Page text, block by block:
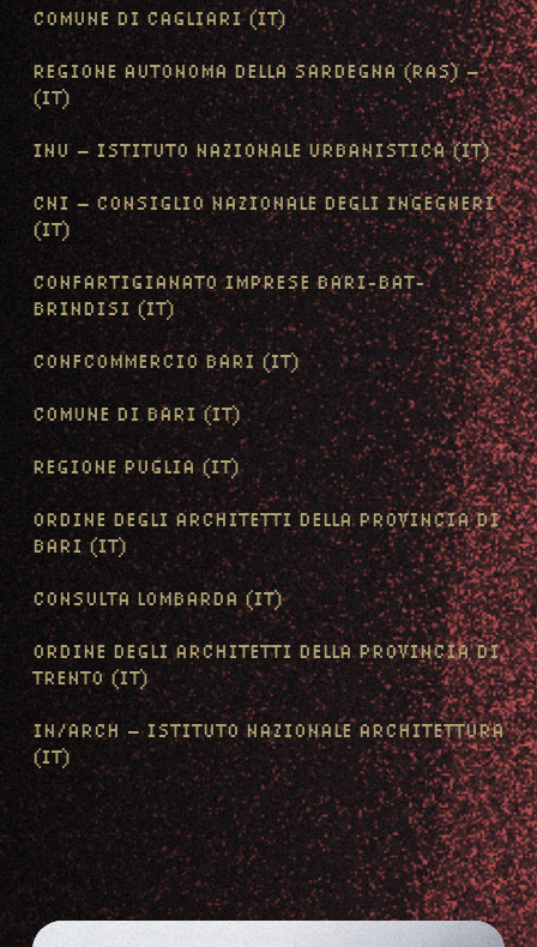
COMUNE DI CAGLIARI (IT)
REGIONE AUTONOMA DELLA SARDEGNA (RAS) –
(IT)
INU – ISTITUTO NAZIONALE URBANISTICA (IT)
CNI – CONSIGLIO NAZIONALE DEGLI INGEGNERI
(IT)
CONFARTIGIANATO IMPRESE BARI-BAT-
BRINDISI (IT)
CONFCOMMERCIO BARI (IT)
COMUNE DI BARI (IT)
REGIONE PUGLIA (IT)
ORDINE DEGLI ARCHITETTI DELLA PROVINCIA DI
BARI (IT)
CONSULTA LOMBARDA (IT)
ORDINE DEGLI ARCHITETTI DELLA PROVINCIA DI
TRENTO (IT)
IN/ARCH – ISTITUTO NAZIONALE ARCHITETTURA
(IT)